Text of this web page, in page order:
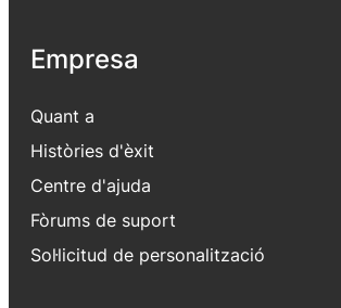
Empresa
Quant a
Històries d'èxit
Centre d'ajuda
Fòrums de suport
Sol·licitud de personalització